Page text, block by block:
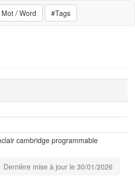
Mot / Word #Tags
cambridge programmable
Dernière mise à jour le 30/01/2026